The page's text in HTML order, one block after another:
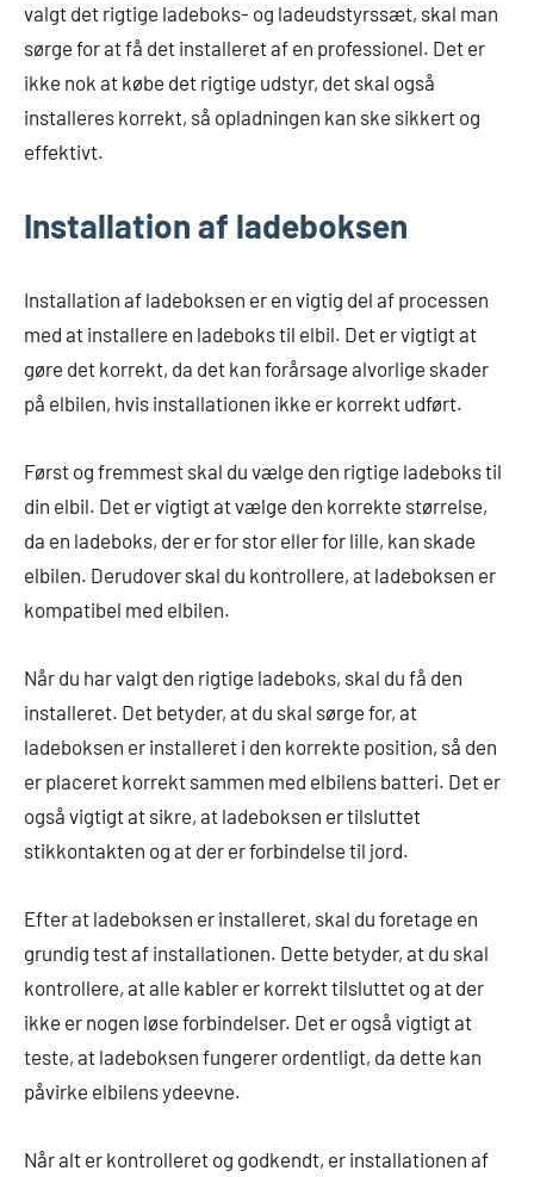
valgt det rigtige ladeboks- og ladeudstyrssæt, skal man
sørge for at få det installeret af en professionel. Det er
ikke nok at købe det rigtige udstyr, det skal også
installeres korrekt, så opladningen kan ske sikkert og
effektivt.
Installation af ladeboksen
Installation af ladeboksen er en vigtig del af processen
med at installere en ladeboks til elbil. Det er vigtigt at
gøre det korrekt, da det kan forårsage alvorlige skader
på elbilen, hvis installationen ikke er korrekt udført.
Først og fremmest skal du vælge den rigtige ladeboks til
din elbil. Det er vigtigt at vælge den korrekte størrelse,
da en ladeboks, der er for stor eller for lille, kan skade
elbilen. Derudover skal du kontrollere, at ladeboksen er
kompatibel med elbilen.
Når du har valgt den rigtige ladeboks, skal du få den
installeret. Det betyder, at du skal sørge for, at
ladeboksen er installeret i den korrekte position, så den
er placeret korrekt sammen med elbilens batteri. Det er
også vigtigt at sikre, at ladeboksen er tilsluttet
stikkontakten og at der er forbindelse til jord.
Efter at ladeboksen er installeret, skal du foretage en
grundig test af installationen. Dette betyder, at du skal
kontrollere, at alle kabler er korrekt tilsluttet og at der
ikke er nogen løse forbindelser. Det er også vigtigt at
teste, at ladeboksen fungerer ordentligt, da dette kan
påvirke elbilens ydeevne.
Når alt er kontrolleret og godkendt, er installationen af